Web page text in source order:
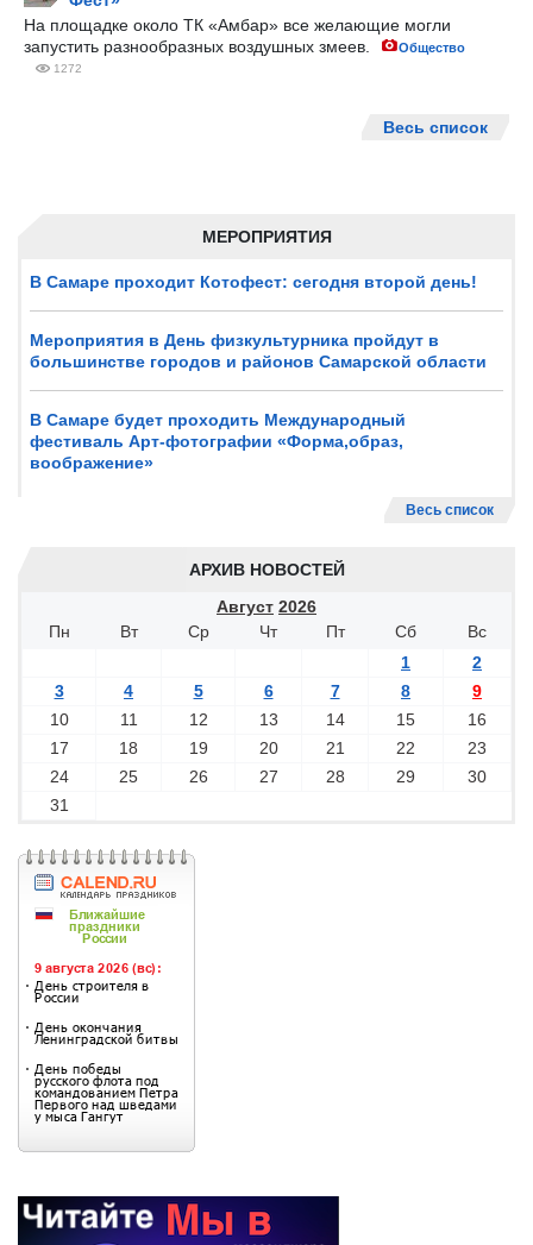
МЕРОПРИЯТИЯ
В Самаре проходит Котофест: сегодня второй день!
Мероприятия в День физкультурника пройдут в
большинстве городов и районов Самарской области
В Самаре будет проходить Международный
фестиваль Арт-фотографии «Форма,образ,
воображение»
Весь список
АРХИВ НОВОСТЕЙ
Август 2026
Пн
Вт Ср Чт Пт Сб
Вс
1
2
3
4 5 6 7 8
9
10
11 12 13 14 15
16
17
18 19 20 21 22
23
24
25 26 27 28 29
30
31
На площадке около ТК «Амбар» все желающие могли
запустить разнообразных воздушных змеев.
Общество
1272
Весь список